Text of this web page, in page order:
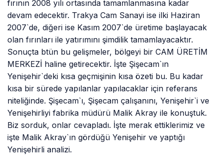
fırının 2008 yılı ortasında tamamlanmasına kadar
devam edecektir. Trakya Cam Sanayi ise ilki Haziran
2007`de, diğeri ise Kasım 2007`de üretime başlayacak
olan fırınları ile yatırımını şimdilik tamamlayacaktır.
Sonuçta btün bu gelişmeler, bölgeyi bir CAM ÜRETİM
MERKEZİ haline getirecektir. İşte Şişecam`ın
Yenişehir`deki kısa geçmişinin kısa özeti bu. Bu kadar
kısa bir sürede yapılanlar yapılacaklar için referans
niteliğinde. Şişecam`ı, Şişecam çalışanını, Yenişehir`i ve
Yenişehirliyi fabrika müdürü Malik Akray ile konuştuk.
Biz sorduk, onlar cevapladı. İşte merak ettiklerimiz ve
işte Malik Akray`ın gördüğü Yenişehir ve yaptığı
Yenişehirli analizi.